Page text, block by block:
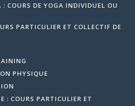
: COURS DE YOGA INDIVIDUEL OU
PARTICULIER ET COLLECTIF DE
PHYSIQUE
: COURS PARTICULIER ET